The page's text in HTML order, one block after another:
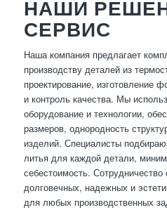
НАШИ
СЕРВИС
Наша компания предлагает
производству деталей из
проектирование, изготовление
и контроль качества. Мы
оборудование и технологии,
размеров, однородность
изделий. Специалисты
литья для каждой детали,
себестоимость.
долговечных, надежных и
для любых производственных